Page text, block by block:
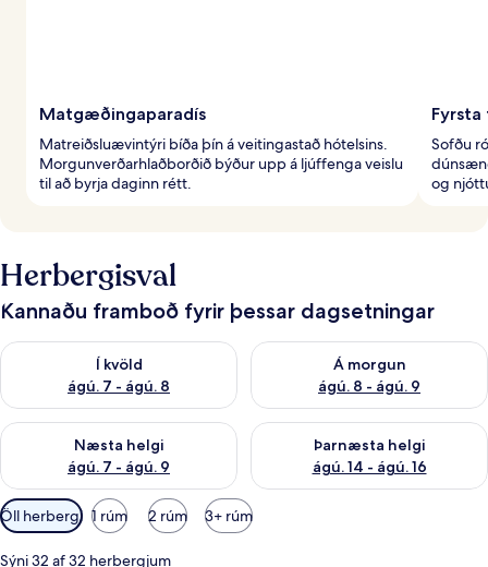
Matgæðingaparadís
Matreiðsluævintýri bíða þín á veitingastað hótelsins.
Morgunverðarhlaðborðið býður upp á ljúffenga veislu
til að byrja daginn rétt.
Fyrsta
Sofðu
og
Herbergisval
Kannaðu framboð fyrir þessar dagsetningar
Í kvöld
ágú. 7 - ágú. 8
Athuga framboð í kvöld ágú. 7 - ágú. 8
Á morgun
ágú. 8 - ágú. 9
Athuga framboð á morgun
Næsta helgi
ágú. 7 - ágú. 9
Athuga framboð næstu helgi ágú. 7 - ágú. 9
Þarnæsta helgi
ágú. 14 - ágú. 16
Athuga framboð þarnæstu
Síur
í
boði
Öll herbergi 1 rúm 2 rúm 3+ rúm
Sýni 32 af 32 herbergjum